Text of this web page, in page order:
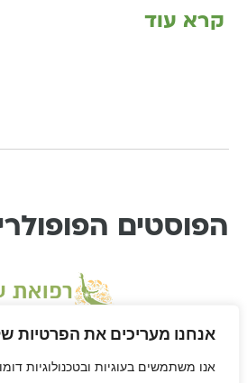
אנחנו מעריכים את הפרטיות
אנו משתמשים בעוגיות ובטכנולוגיות
קרא עוד
הפוסטים